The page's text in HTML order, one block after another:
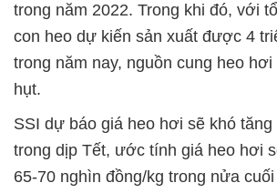
trong năm 2022. Trong khi đó, với
con heo dự kiến sản xuất được 4
trong năm nay, nguồn cung heo
hụt.
SSI dự báo giá heo hơi sẽ khó
trong dịp Tết, ước tính giá heo hơi
65-70 nghìn đồng/kg trong nửa